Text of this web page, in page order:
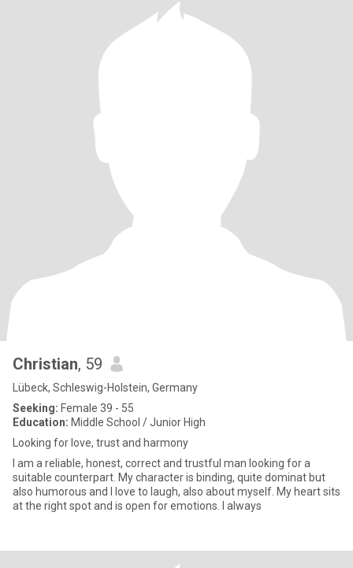
Christian, 59
Lübeck, Schleswig-Holstein, Germany
Seeking: Female 39 - 55
Education: Middle School / Junior High
Looking for love, trust and harmony
I am a reliable, honest, correct and trustful man looking for a
suitable counterpart. My character is binding, quite dominat but
also humorous and I love to laugh, also about myself. My heart sits
at the right spot and is open for emotions. I always